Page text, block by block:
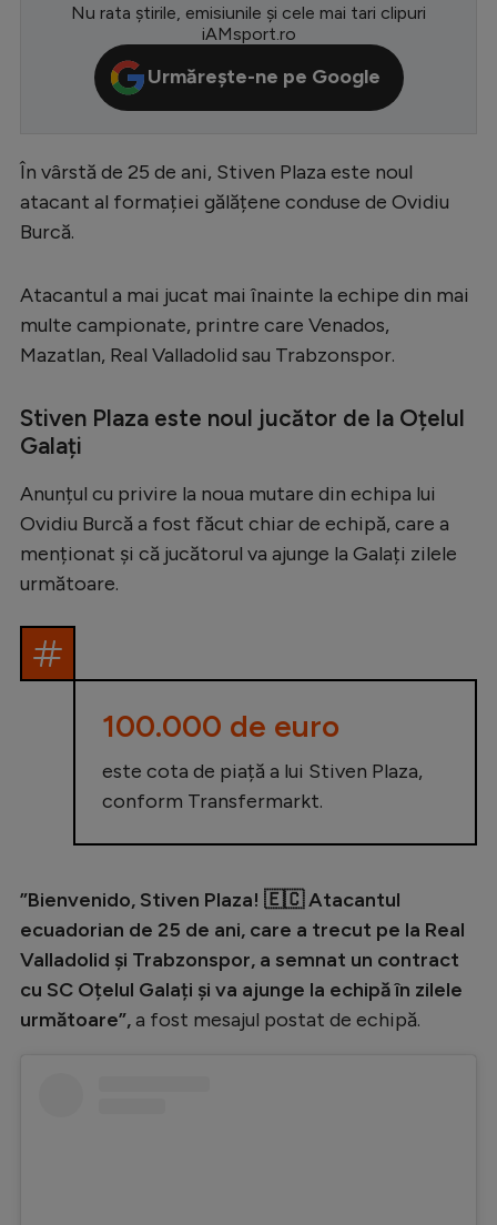
Conference League
CM 2026
Premier League
Serie A
Campionate
Starurile fotbalului
EURO 2024
Clasamente
Natație
Formula 1
Gimnastică
Auto
Rugby
Ciclism
Alte sporturi
JO 2026
Nu rata știrile, emisiunile și cele mai tari clipuri
iAMsport.ro
Urmărește-ne pe Google
În vârstă de 25 de ani, Stiven Plaza este noul
atacant al formației gălățene conduse de Ovidiu
Burcă.
Atacantul a mai jucat mai înainte la echipe din mai
multe campionate, printre care Venados,
Mazatlan, Real Valladolid sau Trabzonspor.
Stiven Plaza este noul jucător de la Oțelul
Galați
Anunțul cu privire la noua mutare din echipa lui
Ovidiu Burcă a fost făcut chiar de echipă, care a
menționat și că jucătorul va ajunge la Galați zilele
următoare.
100.000 de euro
este cota de piață a lui Stiven Plaza,
conform Transfermarkt.
”Bienvenido, Stiven Plaza! 🇪🇨 Atacantul
ecuadorian de 25 de ani, care a trecut pe la Real
Valladolid și Trabzonspor, a semnat un contract
cu SC Oțelul Galați și va ajunge la echipă în zilele
următoare”,a fost mesajul postat de echipă.